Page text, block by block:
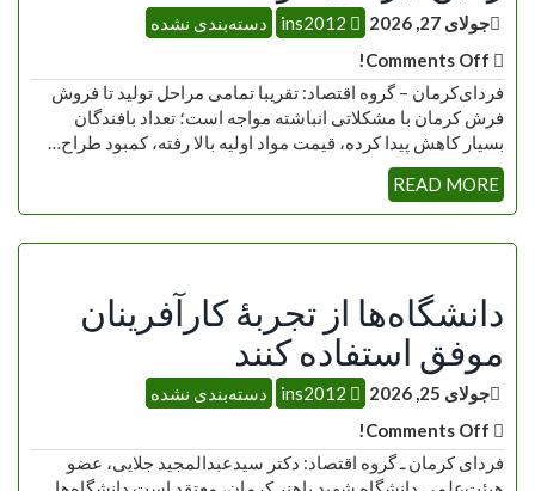
جولای 27, 2026
دسته‌بندی نشده
فردای‌کرمان – گروه اقتصاد: تقریبا تمامی مراحل تولید تا فروش
فرش کرمان با مشکلاتی انباشته مواجه است؛ تعداد بافندگان
بسیار کاهش پیدا کرده، قیمت مواد اولیه بالا رفته، کمبود طراح…
READ MORE
دانشگاه‌ها از تجربۀ کارآفرینان
موفق استفاده کنند
جولای 25, 2026
دسته‌بندی نشده
فردای کرمان ـ گروه اقتصاد: دکتر سیدعبدالمجید جلایی، عضو